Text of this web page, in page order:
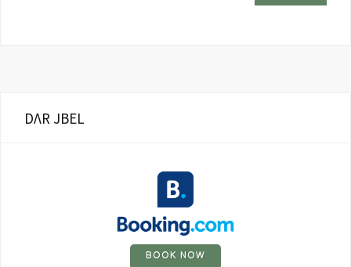
DΛR JBEL
BOOK NOW